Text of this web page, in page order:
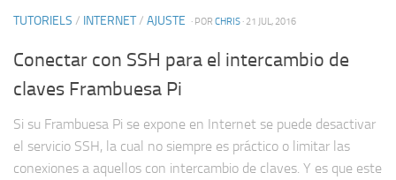
TUTORIELS / INTERNET/ AJUSTE · POR CHRIS · 21 JUL, 2016
Conectar con SSH para el intercambio de
claves Frambuesa Pi
Si su Frambuesa Pi se expone en Internet se puede desactivar
el servicio SSH, la cual no siempre es práctico o limitar las
conexiones a aquellos con intercambio de claves. Y es que este